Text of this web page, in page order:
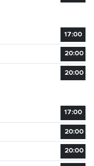
17:00
20:00
20:00
17:00
20:00
20:00